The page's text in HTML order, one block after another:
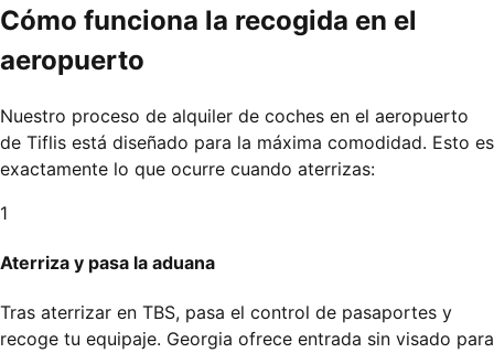
Cómo funciona la recogida en el
aeropuerto
Nuestro proceso de alquiler de coches en el aeropuerto
de Tiflis está diseñado para la máxima comodidad. Esto es
exactamente lo que ocurre cuando aterrizas:
1
Aterriza y pasa la aduana
Tras aterrizar en TBS, pasa el control de pasaportes y
recoge tu equipaje. Georgia ofrece entrada sin visado para